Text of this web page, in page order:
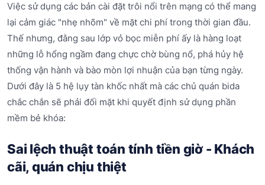
Việc sử dụng các bản cài đặt trôi nổi trên mạng có thể mang
lại cảm giác "nhẹ nhõm" về mặt chi phí trong thời gian đầu.
Thế nhưng, đằng sau lớp vỏ bọc miễn phí ấy là hàng loạt
những lỗ hổng ngầm đang chực chờ bùng nổ, phá hủy hệ
thống vận hành và bào mòn lợi nhuận của bạn từng ngày.
Dưới đây là 5 hệ lụy tàn khốc nhất mà các chủ quán bida
chắc chắn sẽ phải đối mặt khi quyết định sử dụng phần
mềm bẻ khóa:
Sai lệch thuật toán tính tiền giờ - Khách
cãi, quán chịu thiệt